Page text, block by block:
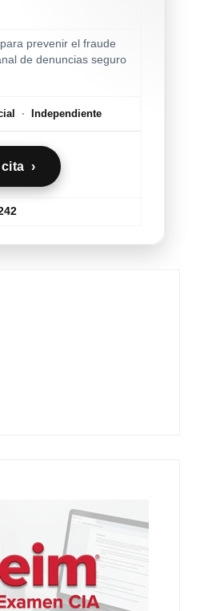
prevenir el fraude
de denuncias seguro
· Independiente
›